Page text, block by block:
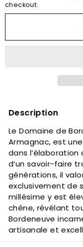
checkout.
Description
Le Domaine de
Armagnac, est
dans l’élaboration
d’un savoir-faire
générations, il
exclusivement de
millésime y est
chêne, révélant
Bordeneuve
artisanale et